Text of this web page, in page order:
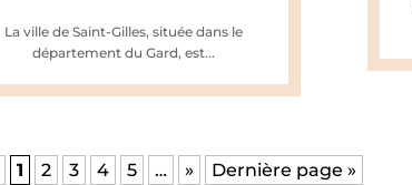
La ville de Saint-Gilles, située dans le
département du Gard, est...
1 2 3 4 5 … » Dernière page »